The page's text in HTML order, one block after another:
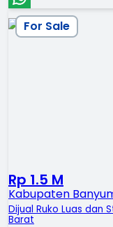
For Sale
Rp 1.5 M
Kabupaten
Dijual Ruko Luas dan
Barat